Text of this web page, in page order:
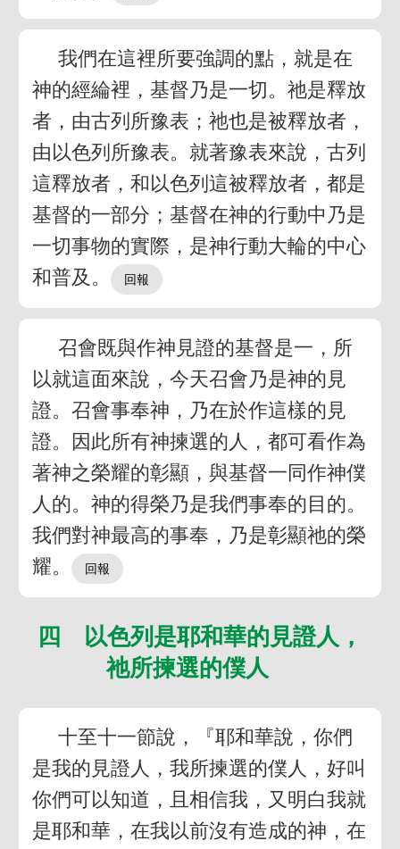
我們在這裡所要強調的點，就是在
神的經綸裡，基督乃是一切。祂是釋放
者，由古列所豫表；祂也是被釋放者，
由以色列所豫表。就著豫表來說，古列
這釋放者，和以色列這被釋放者，都是
基督的一部分；基督在神的行動中乃是
一切事物的實際，是神行動大輪的中心
和普及。
召會既與作神見證的基督是一，所
以就這面來說，今天召會乃是神的見
證。召會事奉神，乃在於作這樣的見
證。因此所有神揀選的人，都可看作為
著神之榮耀的彰顯，與基督一同作神僕
人的。神的得榮乃是我們事奉的目的。
我們對神最高的事奉，乃是彰顯祂的榮
耀。
四 以色列是耶和華的見證人，
祂所揀選的僕人
十至十一節說，『耶和華說，你們
是我的見證人，我所揀選的僕人，好叫
你們可以知道，且相信我，又明白我就
是耶和華，在我以前沒有造成的神，在